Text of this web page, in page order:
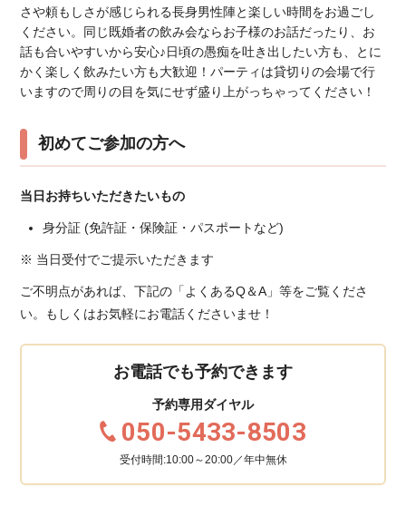
さや頼もしさが感じられる長身男性陣と楽しい時間をお過ごし
ください。同じ既婚者の飲み会ならお子様のお話だったり、お
話も合いやすいから安心♪日頃の愚痴を吐き出したい方も、とに
かく楽しく飲みたい方も大歓迎！パーティは貸切りの会場で行
いますので周りの目を気にせず盛り上がっちゃってください！
初めてご参加の方へ
当日お持ちいただきたいもの
身分証 (免許証・保険証・パスポートなど)
※ 当日受付でご提示いただきます
ご不明点があれば、下記の「よくあるQ＆A」等をご覧くださ
い。もしくはお気軽にお電話くださいませ！
お電話でも予約できます
予約専用ダイヤル
050-5433-8503
受付時間:10:00～20:00／年中無休